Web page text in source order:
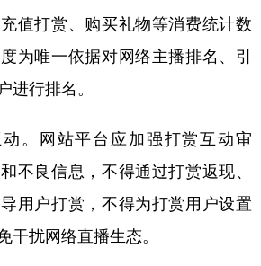
值打赏、购买礼物等消费统计数
为唯一依据对网络主播排名、引
进行排名。
网站平台应加强打赏互动审
不良信息，不得通过打赏返现、
用户打赏，不得为打赏用户设置
干扰网络直播生态。